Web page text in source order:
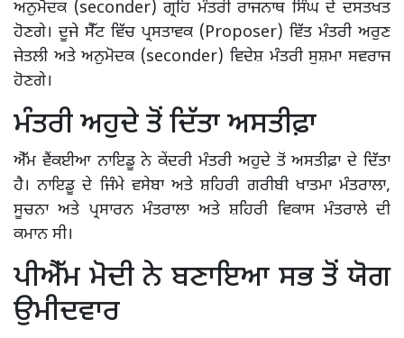
ਅਨੁਮੋਦਕ (seconder) ਗ੍ਰਹਿ ਮੰਤਰੀ ਰਾਜਨਾਥ ਸਿੰਘ ਦੇ ਦਸਤਖਤ
ਹੋਣਗੇ। ਦੂਜੇ ਸੈੱਟ ਵਿੱਚ ਪ੍ਰਸਤਾਵਕ (Proposer) ਵਿੱਤ ਮੰਤਰੀ ਅਰੁਣ
ਜੇਤਲੀ ਅਤੇ ਅਨੁਮੋਦਕ (seconder) ਵਿਦੇਸ਼ ਮੰਤਰੀ ਸੁਸ਼ਮਾ ਸਵਰਾਜ
ਹੋਣਗੇ।
ਮੰਤਰੀ ਅਹੁਦੇ ਤੋਂ ਦਿੱਤਾ ਅਸਤੀਫ਼ਾ
ਐੱਮ ਵੈਂਕਈਆ ਨਾਇਡੂ ਨੇ ਕੇਂਦਰੀ ਮੰਤਰੀ ਅਹੁਦੇ ਤੋਂ ਅਸਤੀਫ਼ਾ ਦੇ ਦਿੱਤਾ
ਹੈ। ਨਾਇਡੂ ਦੇ ਜਿੰਮੇ ਵਸੇਬਾ ਅਤੇ ਸ਼ਹਿਰੀ ਗਰੀਬੀ ਖਾਤਮਾ ਮੰਤਰਾਲਾ,
ਸੂਚਨਾ ਅਤੇ ਪ੍ਰਸਾਰਨ ਮੰਤਰਾਲਾ ਅਤੇ ਸ਼ਹਿਰੀ ਵਿਕਾਸ ਮੰਤਰਾਲੇ ਦੀ
ਕਮਾਨ ਸੀ।
ਪੀਐੱਮ ਮੋਦੀ ਨੇ ਬਣਾਇਆ ਸਭ ਤੋਂ ਯੋਗ
ਉਮੀਦਵਾਰ